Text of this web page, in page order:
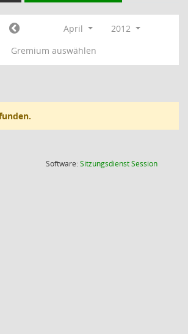
April
2012
Gremium auswählen
Software:SitzungsdienstSession(Wird in